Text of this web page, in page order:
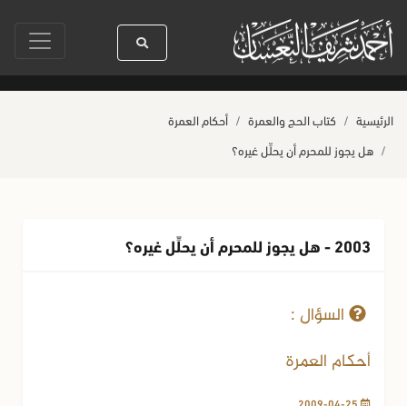
رسول الله ﷺ كله رحمة صلاة آخر أربعاء من صفر حياة القلوب
الرئيسية كتاب الحج والعمرة
أحكام العمرة
هل يجوز للمحرم أن يحلِّل غيره؟
2003 - هل يجوز للمحرم أن يحلِّل غيره؟
السؤال :
أحكام العمرة